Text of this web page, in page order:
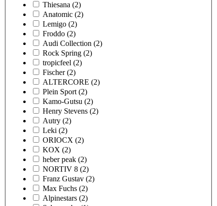
Thiesana (2)
Anatomic (2)
Lemigo (2)
Froddo (2)
Audi Collection (2)
Rock Spring (2)
tropicfeel (2)
Fischer (2)
ALTERCORE (2)
Plein Sport (2)
Kamo-Gutsu (2)
Henry Stevens (2)
Autry (2)
Leki (2)
ORIOCX (2)
KOX (2)
heber peak (2)
NORTIV 8 (2)
Franz Gustav (2)
Max Fuchs (2)
Alpinestars (2)